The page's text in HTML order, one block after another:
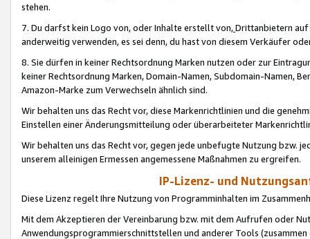
stehen.
7. Du darfst kein Logo von, oder Inhalte erstellt von,Drittanbietern auf
anderweitig verwenden, es sei denn, du hast von diesem Verkäufer
8. Sie dürfen in keiner Rechtsordnung Marken nutzen oder zur
keiner Rechtsordnung Marken, Domain-Namen, Subdomain-Namen,
Amazon-Marke zum Verwechseln ähnlich sind.
Wir behalten uns das Recht vor, diese Markenrichtlinien und die
Einstellen einer Änderungsmitteilung oder überarbeiteter
Wir behalten uns das Recht vor, gegen jede unbefugte Nutzung bzw.
unserem alleinigen Ermessen angemessene Maßnahmen zu ergreifen.
IP-Lizenz- und
Diese Lizenz regelt Ihre Nutzung von Programminhalten im
Mit dem Akzeptieren der Vereinbarung bzw. mit dem Aufrufen oder
Anwendungsprogrammierschnittstellen und anderer Tools (zusammen